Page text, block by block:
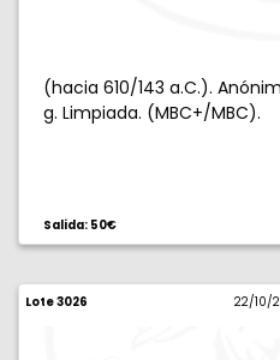
(hacia 610/143 a.C.).
g. Limpiada. (MBC+/MBC).
Salida: 50€
Lote 3026 22/10/